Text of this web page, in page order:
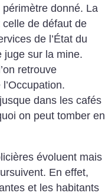
donné. La
de défaut de
de l’État du
juge sur la mine.
retrouve
dans les cafés
on peut tomber en
évoluent mais
En effet,
et les habitants